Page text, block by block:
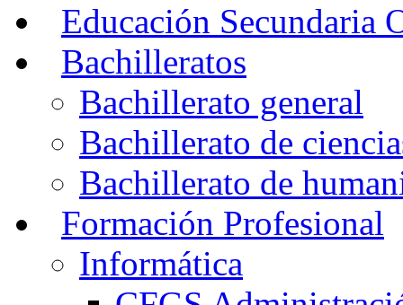
Educación Secundaria
Bachilleratos
Bachillerato general
Bachillerato de
Bachillerato de
Formación Profesional
Informática